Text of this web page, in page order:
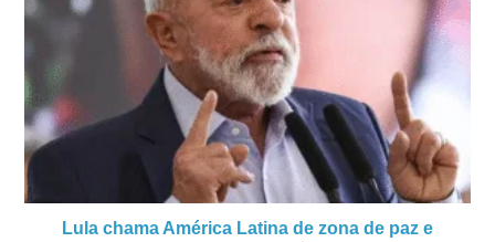
Lula chama América Latina de zona de paz e